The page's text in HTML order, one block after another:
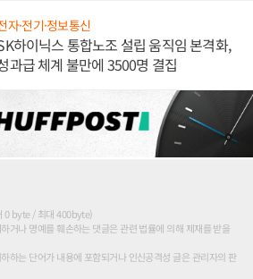
자·전기·정보통신
하이닉스 통합노조 설립 움직임 본격화,
과급 체계 불만에 3500명 결집
0 byte / 최대 400byte)
거나 명예를 훼손하는 댓글은 관련 법률에 의해 제재를 받을
하는 단어가 내용에 포함되거나 인신공격성 글은 관리자의 판